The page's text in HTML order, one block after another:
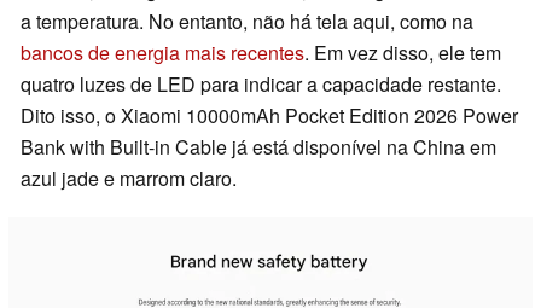
a temperatura. No entanto, não há tela aqui, como na
bancos de energia mais recentes. Em vez disso, ele tem
quatro luzes de LED para indicar a capacidade restante.
Dito isso, o Xiaomi 10000mAh Pocket Edition 2026 Power
Bank with Built-in Cable já está disponível na China em
azul jade e marrom claro.